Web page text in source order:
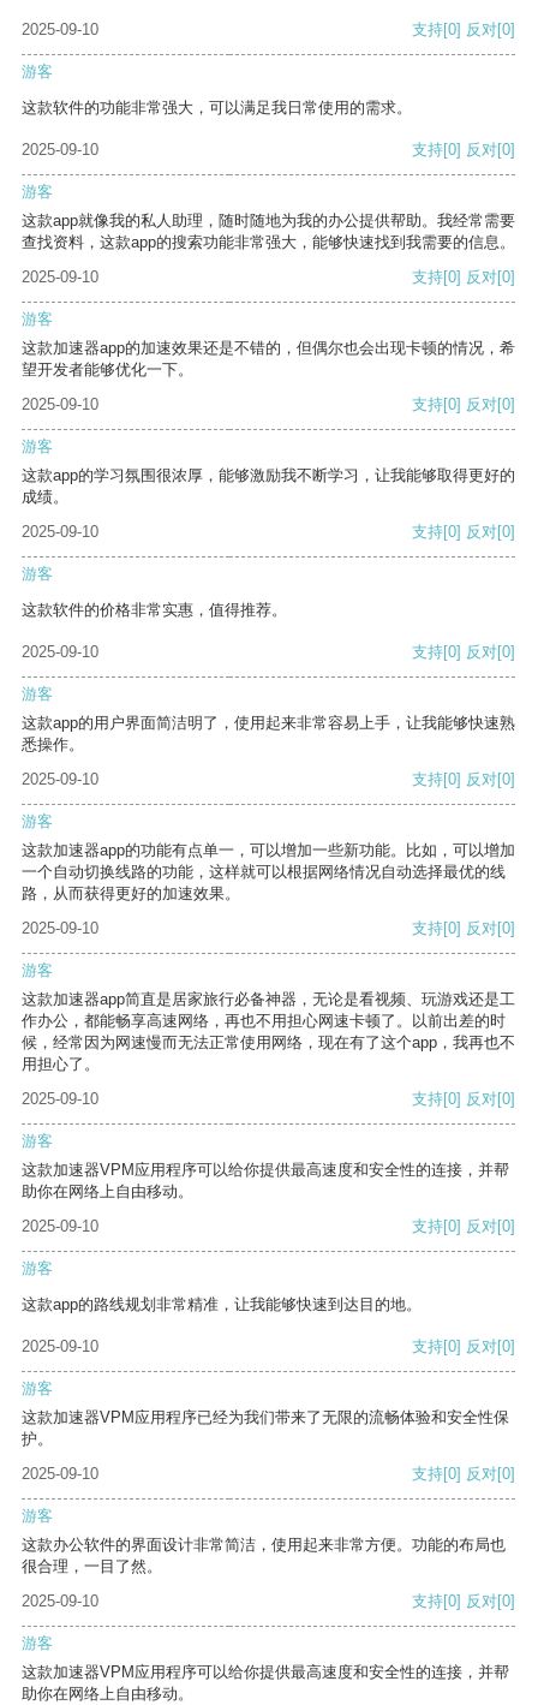
2025-09-10 支持[0] 反对[0]
游客
这款软件的功能非常强大，可以满足我日常使用的需求。
2025-09-10 支持[0] 反对[0]
游客
这款app就像我的私人助理，随时随地为我的办公提供帮助。我经常需要
查找资料，这款app的搜索功能非常强大，能够快速找到我需要的信息。
2025-09-10
支持[0] 反对[0]
游客
这款加速器app的加速效果还是不错的，但偶尔也会出现卡顿的情况，希
望开发者能够优化一下。
2025-09-10
支持[0] 反对[0]
游客
这款app的学习氛围很浓厚，能够激励我不断学习，让我能够取得更好的
成绩。
2025-09-10
支持[0] 反对[0]
游客
这款软件的价格非常实惠，值得推荐。
2025-09-10 支持[0] 反对[0]
游客
这款app的用户界面简洁明了，使用起来非常容易上手，让我能够快速熟
悉操作。
2025-09-10
支持[0] 反对[0]
游客
这款加速器app的功能有点单一，可以增加一些新功能。比如，可以增加
一个自动切换线路的功能，这样就可以根据网络情况自动选择最优的线
路，从而获得更好的加速效果。
2025-09-10
支持[0] 反对[0]
游客
这款加速器app简直是居家旅行必备神器，无论是看视频、玩游戏还是工
作办公，都能畅享高速网络，再也不用担心网速卡顿了。以前出差的时
候，经常因为网速慢而无法正常使用网络，现在有了这个app，我再也不
用担心了。
2025-09-10
支持[0] 反对[0]
游客
这款加速器VPM应用程序可以给你提供最高速度和安全性的连接，并帮
助你在网络上自由移动。
2025-09-10
支持[0] 反对[0]
游客
这款app的路线规划非常精准，让我能够快速到达目的地。
2025-09-10 支持[0] 反对[0]
游客
这款加速器VPM应用程序已经为我们带来了无限的流畅体验和安全性保
护。
2025-09-10
支持[0] 反对[0]
游客
这款办公软件的界面设计非常简洁，使用起来非常方便。功能的布局也
很合理，一目了然。
2025-09-10
支持[0] 反对[0]
游客
这款加速器VPM应用程序可以给你提供最高速度和安全性的连接，并帮
助你在网络上自由移动。